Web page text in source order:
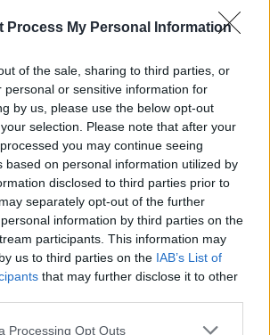
Process My Personal Information
of the sale, sharing to third parties, or
personal or sensitive information for
by us, please use the below opt-out
selection. Please note that after your
you may continue seeing
based on personal information utilized by
disclosed to third parties prior to
separately opt-out of the further
information by third parties on the
participants. This information may
us to third parties on the IAB’s List of
that may further disclose it to other
Processing Opt Outs
Ελληνικής Λύσης, έκανε μια
Φωνής Λογικής. Όπως λέει,
να κοροϊδεύετε τον
τους νοήμονες ακόμα και για
γίνεστε ρεζίλι»,ενώ αφήνει
της κ.Λατινοπούλου με τη
του ο πρόεδρος της ΕΛ
απαντά στην αγωγή της κ.